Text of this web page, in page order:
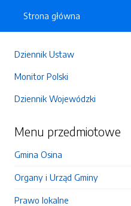
Dziennik Ustaw
Monitor Polski
Dziennik Wojewódzki
Menu przedmiotowe
Gmina Osina
Organy i Urząd Gminy
Prawo lokalne
Strona główna